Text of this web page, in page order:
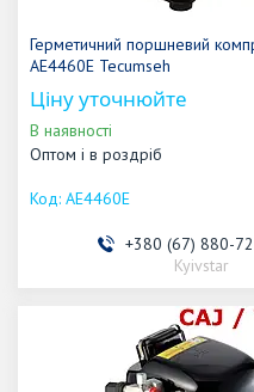
Герметичний поршневий
AE4460E Tecumseh
Ціну уточнюйте
В наявності
Оптом і в роздріб
AE4460E
+380 (67) 880-
Kyivstar